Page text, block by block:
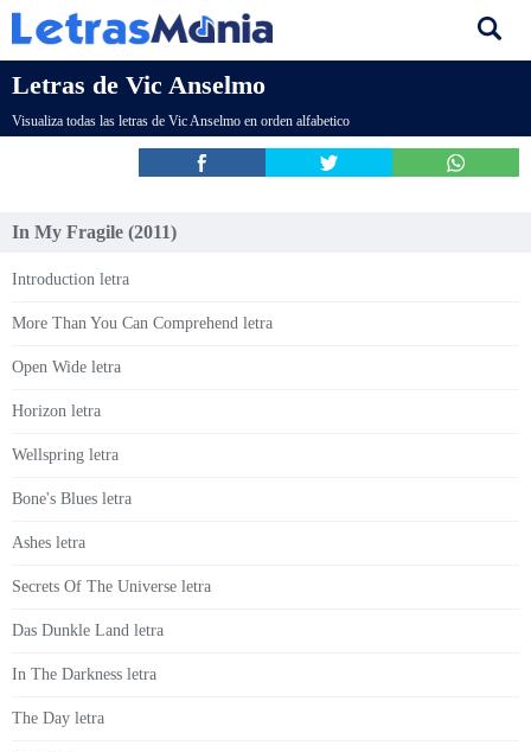
Letras de Vic Anselmo
Visualiza todas las letras de Vic Anselmo en orden alfabetico
In My Fragile (2011)
Introduction letra
More Than You Can Comprehend letra
Open Wide letra
Horizon letra
Wellspring letra
Bone's Blues letra
Ashes letra
Secrets Of The Universe letra
Das Dunkle Land letra
In The Darkness letra
The Day letra